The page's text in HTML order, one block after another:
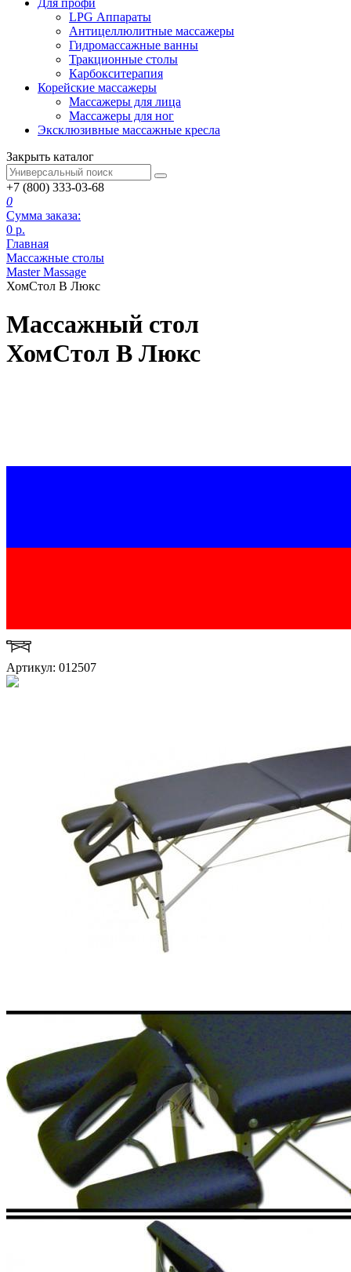
LPG Аппараты
Антицеллюлитные массажеры
Гидромассажные ванны
Тракционные столы
Карбокситерапия
Корейские массажеры
Массажеры для лица
Массажеры для ног
Эксклюзивные массажные кресла
Закрыть каталог
+7 (800) 333-03-68
0
Сумма заказа:
0 р.
Главная
Массажные столы
Master Massage
ХомСтол В Люкс
Массажный стол
ХомСтол В Люкс
Артикул: 012507